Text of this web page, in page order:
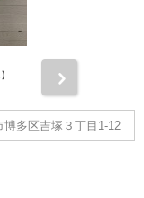
博多区吉塚３丁目1-12